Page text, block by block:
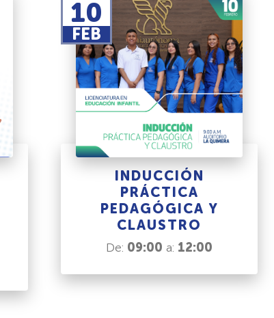
10
FEB
INDUCCIÓN
PRÁCTICA
PEDAGÓGICA Y
CLAUSTRO
De: 09:00 a: 12:00